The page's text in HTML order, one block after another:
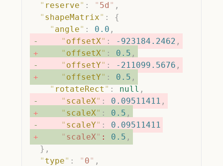
  "
reserve" : " 5d " ,
  "
shapeMatrix" :
{
    "
angle" : 0.0 ,
    "
offsetX" : -923184.2462 ,
    "
offsetX" : 0.5 ,
    "
offsetY" : -211099.5676 ,
    "
offsetY" : 0.5 ,
    "
rotateRect " : null ,
    "
scaleX" : 0.09511411 ,
    "
scaleX" : 0.5 ,
    "
scaleY" :
0.09511411
    "
scaleX " : 0.5 ,
  },
  "
type" : " 0" ,